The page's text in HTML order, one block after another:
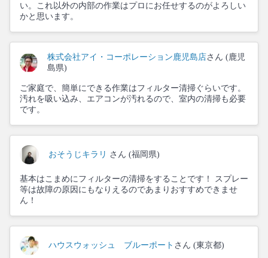
い。これ以外の内部の作業はプロにお任せするのがよろしい
かと思います。
株式会社アイ・コーポレーション鹿児島店さん (鹿児
島県)
ご家庭で、簡単にできる作業はフィルター清掃ぐらいです。
汚れを吸い込み、エアコンが汚れるので、室内の清掃も必要
です。
おそうじキラリ さん (福岡県)
基本はこまめにフィルターの清掃をすることです！ スプレー
等は故障の原因にもなりえるのであまりおすすめできませ
ん！
ハウスウォッシュ ブルーポート さん (東京都)